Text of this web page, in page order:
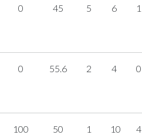
0 45 5 6 1
0 55.6 2 4 0
100 50 1 10 4